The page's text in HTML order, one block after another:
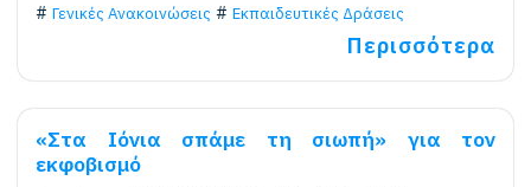
Γενικές Ανακοινώσεις
Εκπαιδευτικές Δράσεις
Περισσότερα
«Στα Ιόνια σπάμε τη σιωπή» για τον
εκφοβισμό